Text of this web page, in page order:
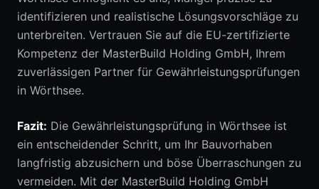
identifizieren und realistische Lösungsvorschläge zu
unterbreiten. Vertrauen Sie auf die EU-zertifizierte
Kompetenz der MasterBuild Holding GmbH, Ihrem
zuverlässigen Partner für Gewährleistungsprüfungen
in Wörthsee.
Fazit: Die Gewährleistungsprüfung in Wörthsee ist
ein entscheidender Schritt, um Ihr Bauvorhaben
langfristig abzusichern und böse Überraschungen zu
vermeiden. Mit der MasterBuild Holding GmbH